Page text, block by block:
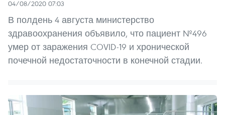
04/08/2020 07:03
В полдень 4 августа министерство
здравоохранения объявило, что пациент №496
умер от заражения COVID-19 и хронической
почечной недостаточности в конечной стадии.